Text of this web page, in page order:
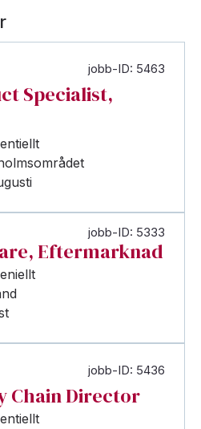
jobb-ID: 5463
Specialist,
jobb-ID: 5333
Eftermarknad
jobb-ID: 5436
Chain Director